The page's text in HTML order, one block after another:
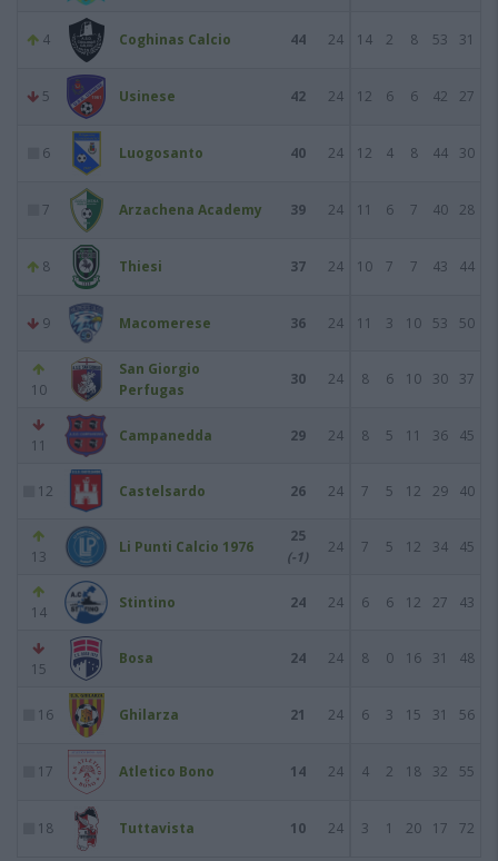
4 Coghinas Calcio 44 24 14 2 8 53 31
5 Usinese 42 24 12 6 6 42 27
6 Luogosanto 40 24 12 4 8 44 30
7 Arzachena Academy 39 24 11 6 7 40 28
8 Thiesi 37 24 10 7 7 43 44
9 Macomerese 36 24 11 3 10 53 50
10
San Giorgio
Perfugas
30 24 8 6 10 30 37
11
Campanedda 29 24 8 5 11 36 45
12 Castelsardo 26 24 7 5 12 29 40
13
Li Punti Calcio 1976
25
(-1)
24 7 5 12 34 45
14
Stintino 24 24 6 6 12 27 43
15
Bosa 24 24 8 0 16 31 48
16 Ghilarza 21 24 6 3 15 31 56
17 Atletico Bono 14 24 4 2 18 32 55
18 Tuttavista 10 24 3 1 20 17 72